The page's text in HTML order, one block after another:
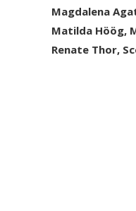
Magdalena
Matilda Höög,
Renate Thor,